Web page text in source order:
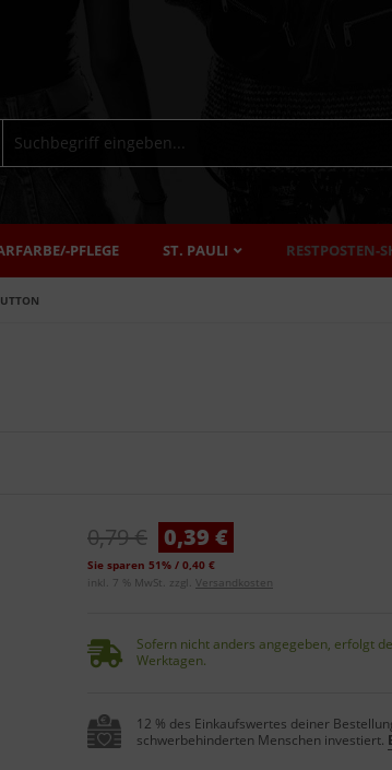
PFLEGE ST. PAULI RESTPOSTEN-
0,79 € 0,39 €
Sie sparen 51% / 0,40 €
inkl. 7 % MwSt. zzgl. Versandkosten
Sofern nicht anders angegeben, erfolgt
Werktagen.
12 % des Einkaufswertes deiner
schwerbehinderten Menschen investiert.